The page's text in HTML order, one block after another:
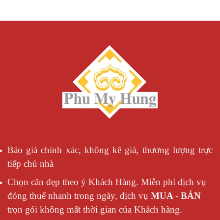
Báo giá chính xác, không kê giá, thương lượng trực
tiếp chủ nhà
Chọn căn đẹp theo ý Khách Hàng. Miễn phí dịch vụ
đóng thuế nhanh trong ngày, dịch vụ MUA - BÁN
trọn gói không mất thời gian của Khách hàng.